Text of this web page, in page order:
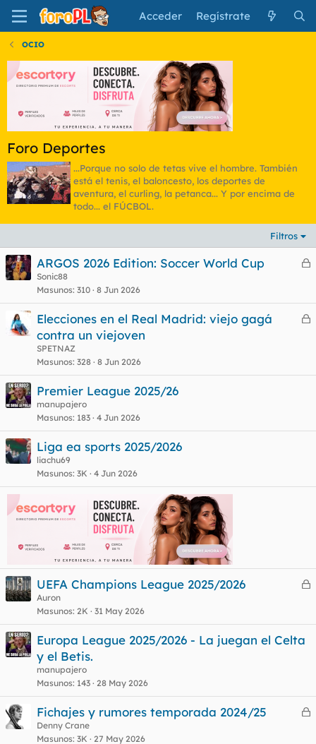
Acceder Regístrate
OCIO
Foro Deportes
...Porque no solo de tetas vive el hombre. También
está el tenis, el baloncesto, los deportes de
aventura, el curling, la petanca... Y por encima de
todo... el FÚCBOL.
Filtros
C
r
a
ARGOS 2026 Edition: Soccer World Cup
Sonic88
Masunos 310 8 Jun 2026
C
a
Elecciones en el Real Madrid: viejo gagá
contra un viejoven
SPETNAZ
Masunos 328 8 Jun 2026
Premier League 2025/26
manupajero
Masunos 183 4 Jun 2026
Liga ea sports 2025/2026
liachu69
Masunos 3K 4 Jun 2026
C
r
UEFA Champions League 2025/2026
Auron
Masunos 2K 31 May 2026
Europa League 2025/2026 - La juegan el Celta
y el Betis.
manupajero
Masunos 143 28 May 2026
C
Fichajes y rumores temporada 2024/25
Denny Crane
Masunos 3K 27 May 2026